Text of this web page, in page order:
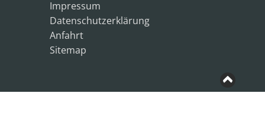
Impressum
Datenschutzerklärung
Anfahrt
Sitemap